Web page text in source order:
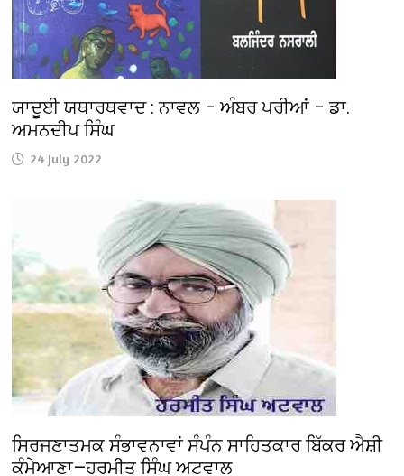
ਯਾਦੂਈ ਯਥਾਰਥਵਾਦ : ਨਾਵਲ – ਅੰਬਰ ਪਰੀਆਂ – ਡਾ.
ਅਮਨਦੀਪ ਸਿੰਘ
24 July 2022
ਸਿਰਜਣਾਤਮਕ ਸੰਭਾਵਨਾਵਾਂ ਸੰਪੰਨ ਸਾਹਿਤਕਾਰ ਬਿੱਕਰ ਐਸ਼ੀ
ਕੰਮੇਆਣਾ—ਹਰਮੀਤ ਸਿੰਘ ਅਟਵਾਲ